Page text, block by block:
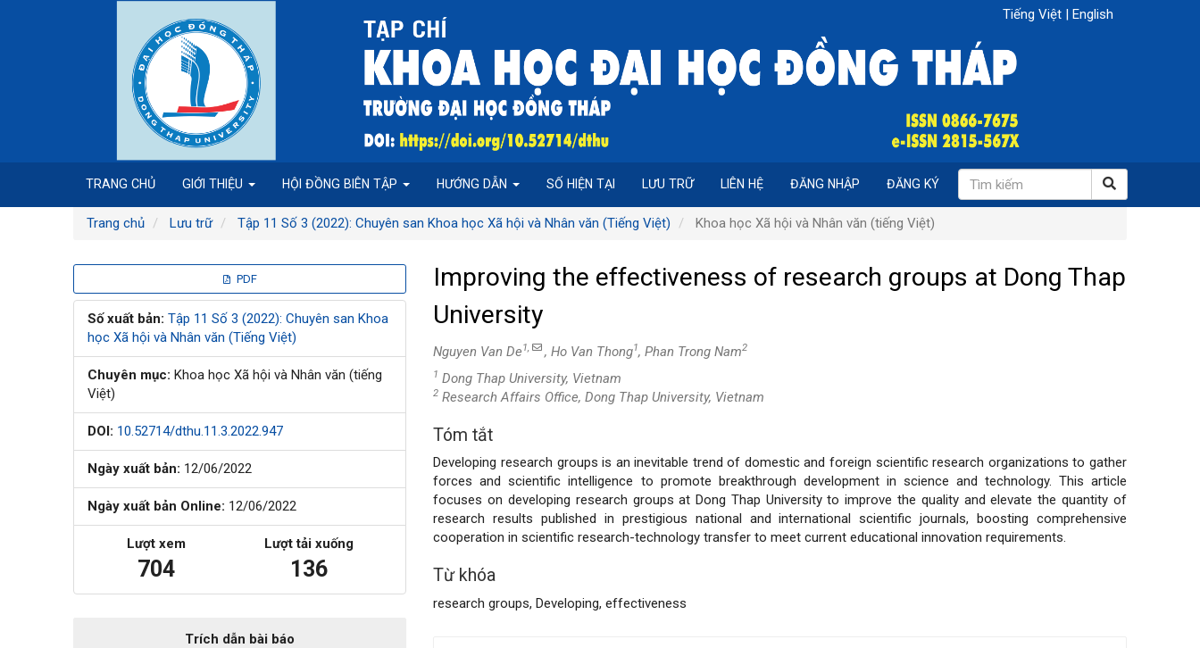
Tiếng Việt | English
TRANG CHỦ GIỚI THIỆU HỘI ĐỒNG BIÊN TẬP HƯỚNG DẪN SỐ HIỆN TẠI LƯU TRỮ LIÊN HỆ ĐĂNG NHẬP ĐĂNG KÝ
Trang chủ Lưu trữ Tập 11 Số 3 (2022): Chuyên san Khoa học Xã hội và Nhân văn (Tiếng Việt) Khoa học Xã hội và Nhân văn (tiếng Việt)
Thanh
bên
bài
viết
PDF
Số xuất bản: Tập 11 Số 3 (2022): Chuyên san Khoa
học Xã hội và Nhân văn (Tiếng Việt)
Chuyên mục: Khoa học Xã hội và Nhân văn (tiếng
Việt)
DOI: 10.52714/dthu.11.3.2022.947
Ngày xuất bản: 12/06/2022
Ngày xuất bản Online: 12/06/2022
Lượt xem
704
Lượt tải xuống
136
Trích dẫn bài báo
Improving the effectiveness of research groups at Dong Thap
University
Nguyen Van De1, , Ho Van Thong1, Phan Trong Nam2
1 Dong Thap University, Vietnam
2 Research Affairs Office, Dong Thap University, Vietnam
Nội
dung
chính
Tóm tắt
Developing research groups is an inevitable trend of domestic and foreign scientific research organizations to gather
forces and scientific intelligence to promote breakthrough development in science and technology. This article
focuses on developing research groups at Dong Thap University to improve the quality and elevate the quantity of
research results published in prestigious national and international scientific journals, boosting comprehensive
cooperation in scientific research-technology transfer to meet current educational innovation requirements.
Từ khóa
research groups, Developing, effectiveness